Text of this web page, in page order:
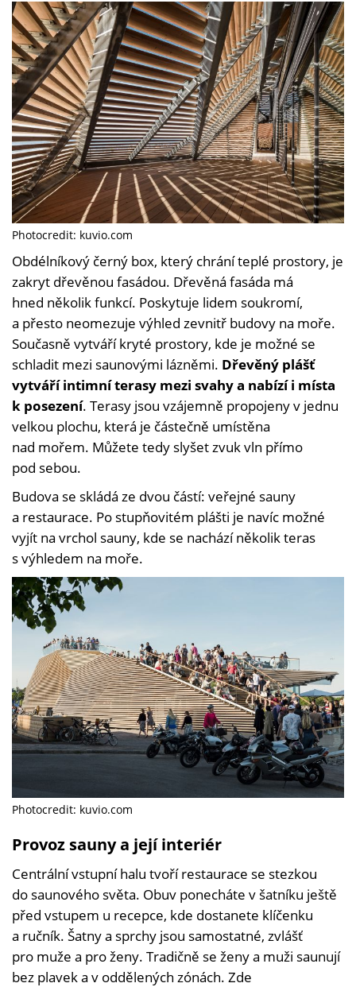
Photocredit: kuvio.com
Obdélníkový černý box, který chrání teplé prostory, je
zakryt dřevěnou fasádou. Dřevěná fasáda má
hned několik funkcí. Poskytuje lidem soukromí,
a přesto neomezuje výhled zevnitř budovy na moře.
Současně vytváří kryté prostory, kde je možné se
schladit mezi saunovými lázněmi. Dřevěný plášť
vytváří intimní terasy mezi svahy a nabízí i místa
k posezení. Terasy jsou vzájemně propojeny v jednu
velkou plochu, která je částečně umístěna
nad mořem. Můžete tedy slyšet zvuk vln přímo
pod sebou.
Budova se skládá ze dvou částí: veřejné sauny
a restaurace. Po stupňovitém plášti je navíc možné
vyjít na vrchol sauny, kde se nachází několik teras
s výhledem na moře.
Photocredit: kuvio.com
Provoz sauny a její interiér
Centrální vstupní halu tvoří restaurace se stezkou
do saunového světa. Obuv ponecháte v šatníku ještě
před vstupem u recepce, kde dostanete klíčenku
a ručník. Šatny a sprchy jsou samostatné, zvlášť
pro muže a pro ženy. Tradičně se ženy a muži saunují
bez plavek a v oddělených zónách. Zde